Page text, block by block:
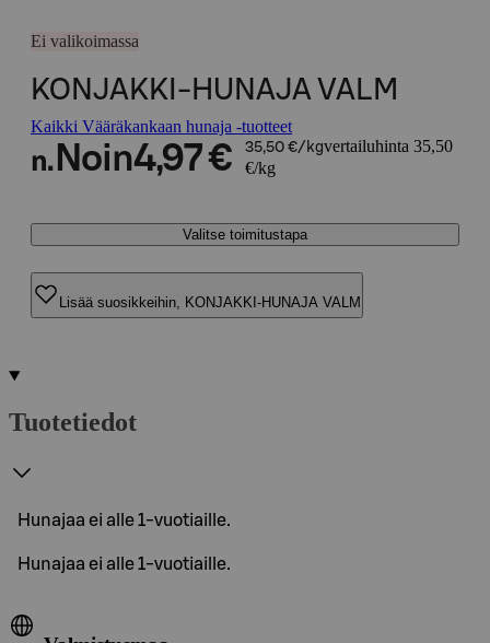
Ei valikoimassa
KONJAKKI-HUNAJA VALM
Kaikki Vääräkankaan hunaja -tuotteet
n. Noin4,97 € 35,50 €/kgvertailuhinta 35,50
€/kg
Valitse toimitustapa
Lisää suosikkeihin, KONJAKKI-HUNAJA VALM
Tuotetiedot
Hunajaa ei alle 1-vuotiaille.
Hunajaa ei alle 1-vuotiaille.